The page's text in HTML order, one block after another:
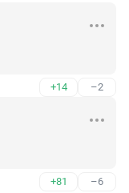
+14 –2
+81 –6